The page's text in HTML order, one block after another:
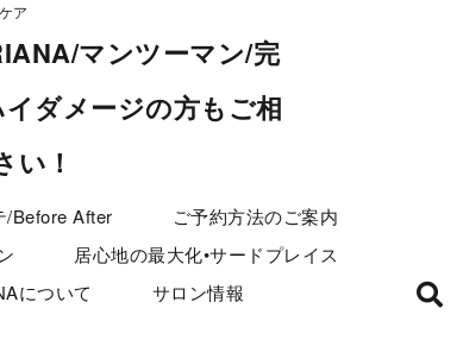
ア
マンツーマン/完
ダメージの方もご相
い！
/Before After
ご予約方法のご案内
居心地の最大化•サードプレイス
について
サロン情報
プロフィール ブログ